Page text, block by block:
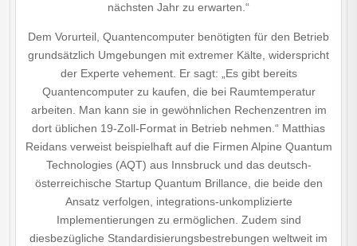
nächsten Jahr zu erwarten.“
Dem Vorurteil, Quantencomputer benötigten für den Betrieb
grundsätzlich Umgebungen mit extremer Kälte, widerspricht
der Experte vehement. Er sagt: „Es gibt bereits
Quantencomputer zu kaufen, die bei Raumtemperatur
arbeiten. Man kann sie in gewöhnlichen Rechenzentren im
dort üblichen 19-Zoll-Format in Betrieb nehmen.“ Matthias
Reidans verweist beispielhaft auf die Firmen Alpine Quantum
Technologies (AQT) aus Innsbruck und das deutsch-
österreichische Startup Quantum Brillance, die beide den
Ansatz verfolgen, integrations-unkomplizierte
Implementierungen zu ermöglichen. Zudem sind
diesbezügliche Standardisierungsbestrebungen weltweit im